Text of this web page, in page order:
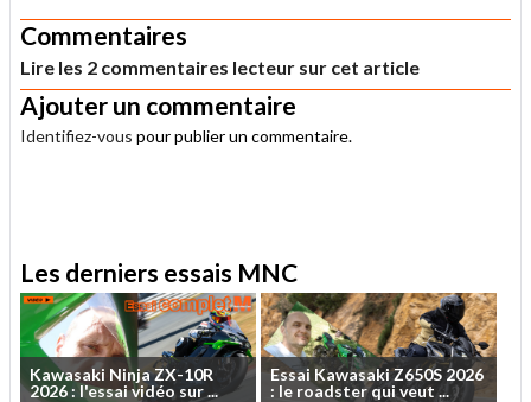
Commentaires
Lire les 2 commentaires lecteur sur cet article
Ajouter un commentaire
Identifiez-vous pour publier un commentaire.
Les derniers essais MNC
Kawasaki NinjaZX-10R
2026: l'essaividéo sur...
Essai KawasakiZ650S 2026
: le roadsterquiveut ...